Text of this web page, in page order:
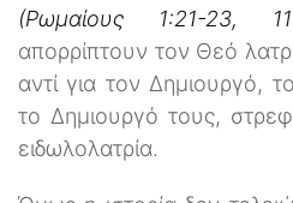
(Ρωμαίους 1:21-23,
απορρίπτουν τον Θεό
αντί για τον Δημιουργό,
το Δημιουργό τους,
ειδωλολατρία.